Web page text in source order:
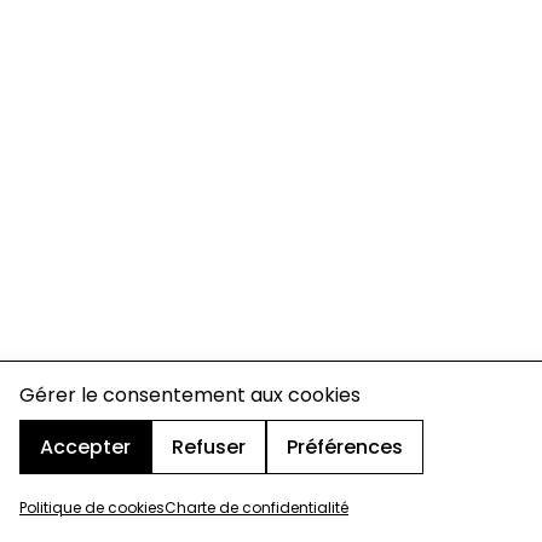
Gérer le consentement aux cookies
Accepter
Refuser Préférences
Politique de cookiesCharte de confidentialité